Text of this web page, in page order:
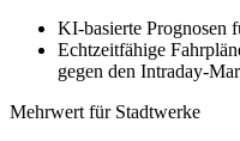
KI-basierte Prognosen
Echtzeitfähige
gegen den Intraday-
Mehrwert für Stadtwerke